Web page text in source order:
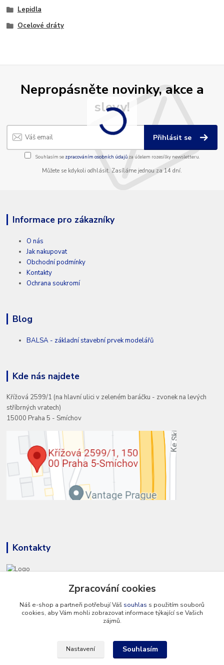
Lepidla
Ocelové dráty
Nepropásněte novinky, akce a
slevy!
Přihlásit se
Souhlasím se zpracováním osobních údajůza účelem rozesílky newsletteru.
Můžete se kdykoli odhlásit. Zasíláme jednou za 14 dní.
Informace pro zákazníky
O nás
Jak nakupovat
Obchodní podmínky
Kontakty
Ochrana soukromí
Blog
BALSA - základní stavební prvek modelářů
Kde nás najdete
Křížová 2599/1 (na hlavní ulici v zeleném baráčku - zvonek na levých
stříbrných vratech)
15000 Praha 5 - Smíchov
Kontakty
+420 777 286 674
info@hvp-modell.cz
Zpracování cookies
Náš e-shop a partneři potřebují Váš souhlas s použitím souborů
cookies, aby Vám mohli zobrazovat informace týkající se Vašich
zájmů.
Nastavení Souhlasím